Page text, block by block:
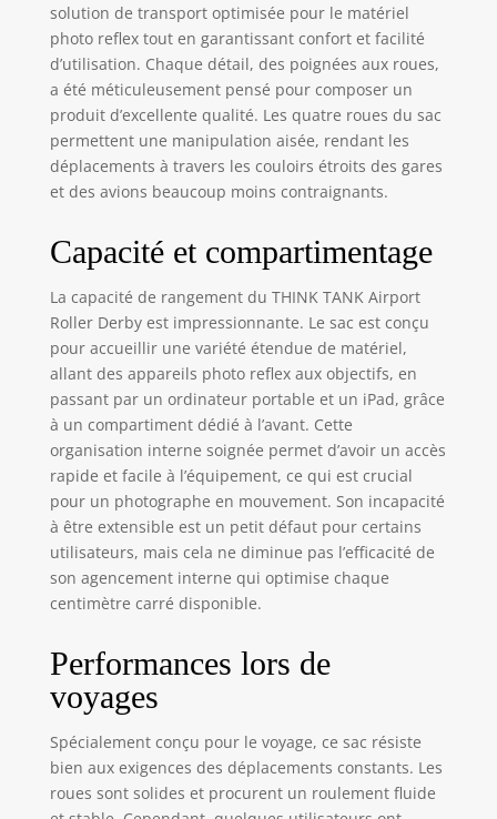
(3,4 kg), gardant
votre sac sous des
restrictions de
poids –
L'ordinateur
portable peut
étendre les
dimensions
extérieures du
avant peut
contenir un
ordinateur
portable jusqu'à
17" et une tablette
de 10" -
L'ordinateur
portable peut
étendre les
dimensions
extérieures du
rouleau Convient
pour 2 reflex
numériques avec
objectifs attachés,
plus 5 à 8 objectifs
portable jusqu'à
45,7 x 16,5 à 19,1
cm (l x H x P) (33,8
x 45,7 x 16,5 à 19,1
cm), dimensions
solution de transport optimisée pour le matériel
photo reflex tout en garantissant confort et facilité
d’utilisation. Chaque détail, des poignées aux roues,
a été méticuleusement pensé pour composer un
produit d’excellente qualité. Les quatre roues du sac
permettent une manipulation aisée, rendant les
déplacements à travers les couloirs étroits des gares
et des avions beaucoup moins contraignants.
Capacité et compartimentage
La capacité de rangement du THINK TANK Airport
Roller Derby est impressionnante. Le sac est conçu
pour accueillir une variété étendue de matériel,
allant des appareils photo reflex aux objectifs, en
passant par un ordinateur portable et un iPad, grâce
à un compartiment dédié à l’avant. Cette
organisation interne soignée permet d’avoir un accès
rapide et facile à l’équipement, ce qui est crucial
pour un photographe en mouvement. Son incapacité
à être extensible est un petit défaut pour certains
utilisateurs, mais cela ne diminue pas l’efficacité de
son agencement interne qui optimise chaque
centimètre carré disponible.
Performances lors de
voyages
Spécialement conçu pour le voyage, ce sac résiste
bien aux exigences des déplacements constants. Les
roues sont solides et procurent un roulement fluide